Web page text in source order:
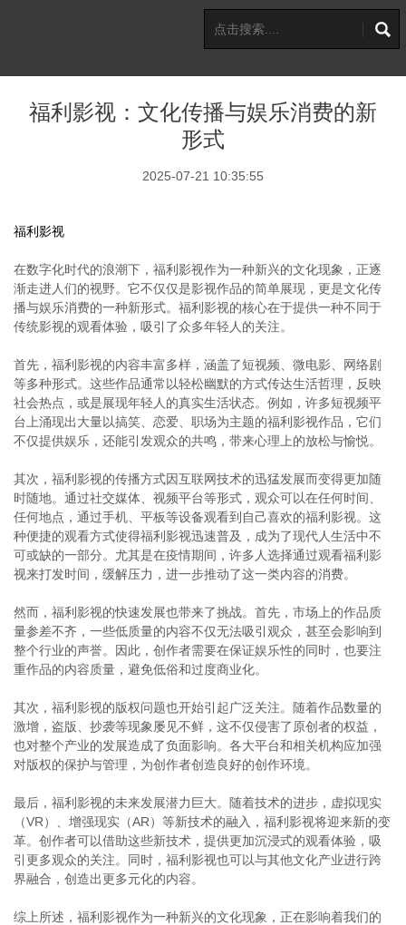
福利影视：文化传播与娱乐消费的新
形式
2025-07-21 10:35:55
福利影视
在数字化时代的浪潮下，福利影视作为一种新兴的文化现象，正逐
渐走进人们的视野。它不仅仅是影视作品的简单展现，更是文化传
播与娱乐消费的一种新形式。福利影视的核心在于提供一种不同于
传统影视的观看体验，吸引了众多年轻人的关注。
首先，福利影视的内容丰富多样，涵盖了短视频、微电影、网络剧
等多种形式。这些作品通常以轻松幽默的方式传达生活哲理，反映
社会热点，或是展现年轻人的真实生活状态。例如，许多短视频平
台上涌现出大量以搞笑、恋爱、职场为主题的福利影视作品，它们
不仅提供娱乐，还能引发观众的共鸣，带来心理上的放松与愉悦。
其次，福利影视的传播方式因互联网技术的迅猛发展而变得更加随
时随地。通过社交媒体、视频平台等形式，观众可以在任何时间、
任何地点，通过手机、平板等设备观看到自己喜欢的福利影视。这
种便捷的观看方式使得福利影视迅速普及，成为了现代人生活中不
可或缺的一部分。尤其是在疫情期间，许多人选择通过观看福利影
视来打发时间，缓解压力，进一步推动了这一类内容的消费。
然而，福利影视的快速发展也带来了挑战。首先，市场上的作品质
量参差不齐，一些低质量的内容不仅无法吸引观众，甚至会影响到
整个行业的声誉。因此，创作者需要在保证娱乐性的同时，也要注
重作品的内容质量，避免低俗和过度商业化。
其次，福利影视的版权问题也开始引起广泛关注。随着作品数量的
激增，盗版、抄袭等现象屡见不鲜，这不仅侵害了原创者的权益，
也对整个产业的发展造成了负面影响。各大平台和相关机构应加强
对版权的保护与管理，为创作者创造良好的创作环境。
最后，福利影视的未来发展潜力巨大。随着技术的进步，虚拟现实
（VR）、增强现实（AR）等新技术的融入，福利影视将迎来新的变
革。创作者可以借助这些新技术，提供更加沉浸式的观看体验，吸
引更多观众的关注。同时，福利影视也可以与其他文化产业进行跨
界融合，创造出更多元化的内容。
综上所述，福利影视作为一种新兴的文化现象，正在影响着我们的